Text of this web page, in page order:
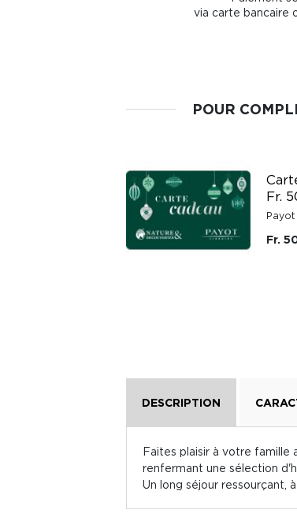
via carte bancaire
POUR
Fr.
Payot
Fr.
DESCRIPTION
Faites plaisir à votre
renfermant une sélection
Un long séjour ressourçant,